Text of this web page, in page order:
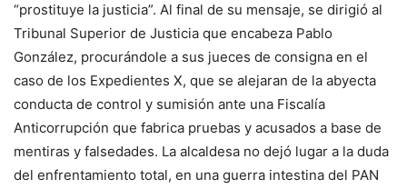
“prostituye la justicia”. Al final de su mensaje, se dirigió al
Tribunal Superior de Justicia que encabeza Pablo
González, procurándole a sus jueces de consigna en el
caso de los Expedientes X, que se alejaran de la abyecta
conducta de control y sumisión ante una Fiscalía
Anticorrupción que fabrica pruebas y acusados a base de
mentiras y falsedades. La alcaldesa no dejó lugar a la duda
del enfrentamiento total, en una guerra intestina del PAN